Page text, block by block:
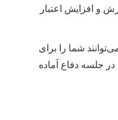
و افزایش اعتبار
شما را برای
جلسه دفاع آماده